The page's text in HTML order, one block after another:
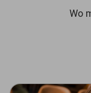
Wo